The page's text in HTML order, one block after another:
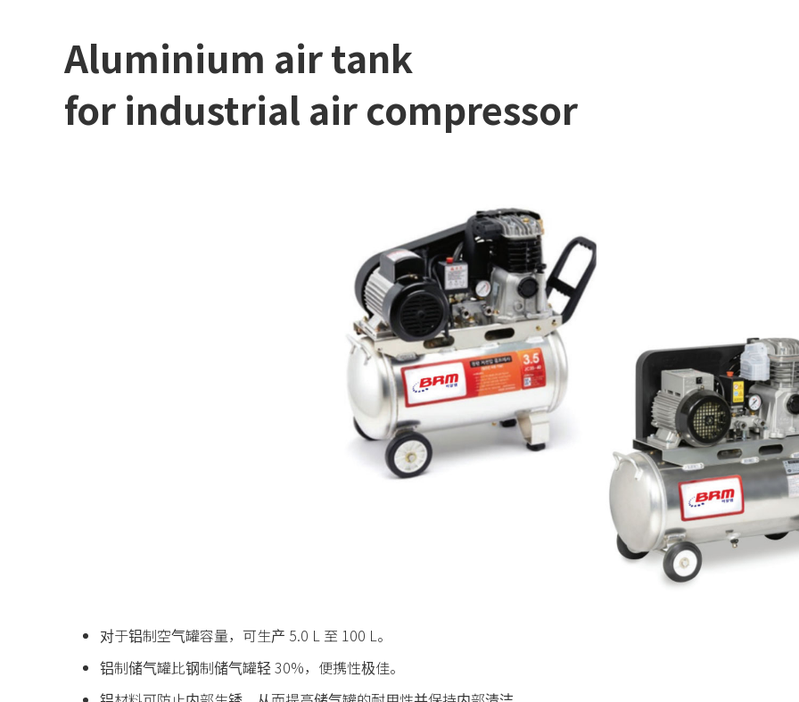
Aluminium air tank
for industrial air compressor
对于铝制空气罐容量，可生产 5.0 L 至 100 L。
铝制储气罐比钢制储气罐轻 30%，便携性极佳。